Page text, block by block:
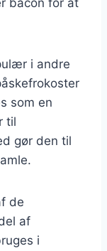
i andre
som en
til
gør den til
de
af
i